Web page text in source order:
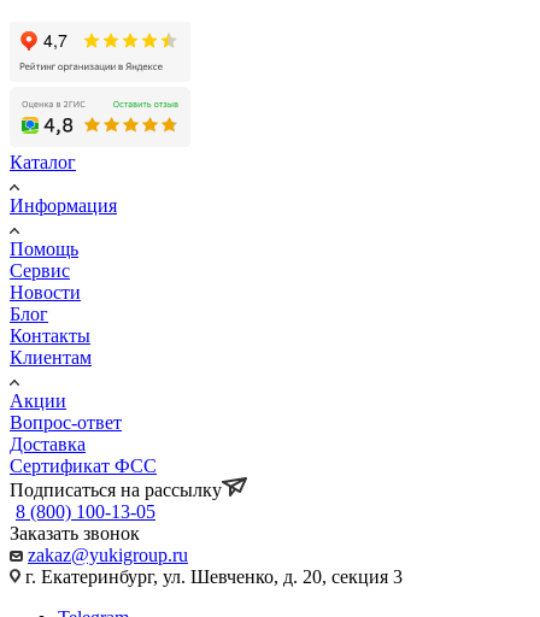
Каталог
Информация
Помощь
Сервис
Новости
Блог
Контакты
Клиентам
Акции
Вопрос-ответ
Доставка
Сертификат ФСС
Подписаться на рассылку
8 (800) 100-13-05
Заказать звонок
zakaz@yukigroup.ru
г. Екатеринбург, ул. Шевченко, д. 20, секция 3